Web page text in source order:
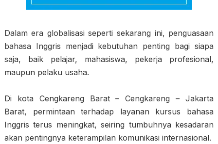
Dalam era globalisasi seperti sekarang ini, penguasaan
bahasa Inggris menjadi kebutuhan penting bagi siapa
saja, baik pelajar, mahasiswa, pekerja profesional,
maupun pelaku usaha.
Di kota Cengkareng Barat – Cengkareng – Jakarta
Barat, permintaan terhadap layanan kursus bahasa
Inggris terus meningkat, seiring tumbuhnya kesadaran
akan pentingnya keterampilan komunikasi internasional.